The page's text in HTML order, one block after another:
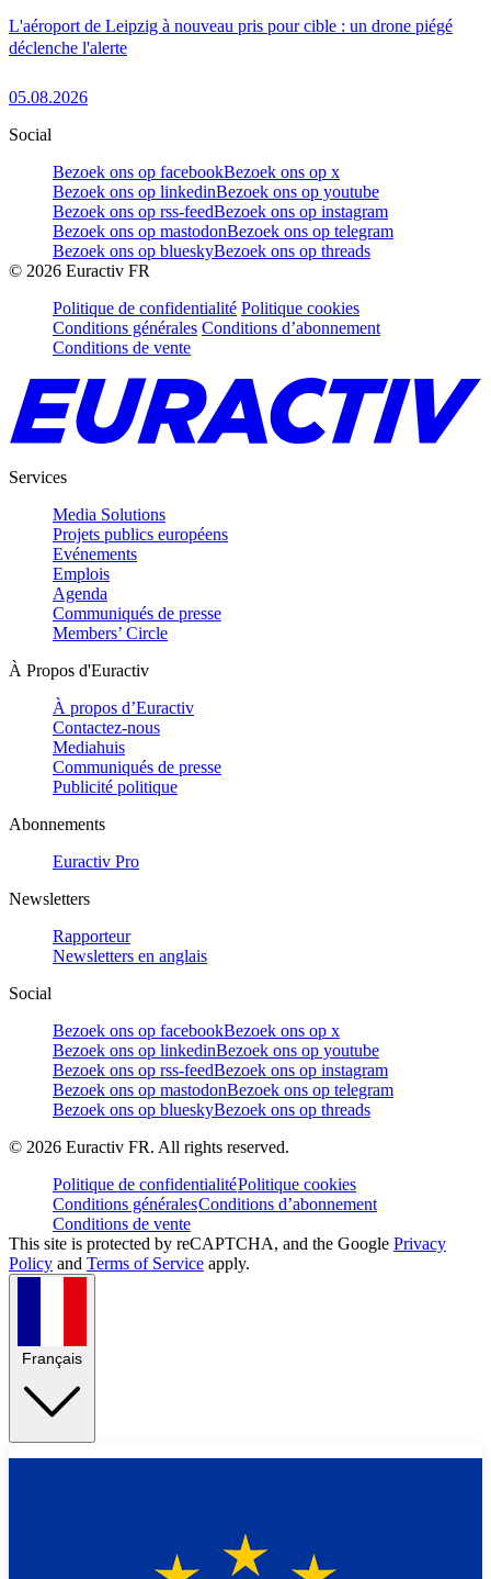
L'aéroport de Leipzig à nouveau pris pour cible : un drone piégé
déclenche l'alerte
05.08.2026
Social
Bezoek ons op facebookBezoek ons op x
Bezoek ons op linkedinBezoek ons op youtube
Bezoek ons op rss-feedBezoek ons op instagram
Bezoek ons op mastodonBezoek ons op telegram
Bezoek ons op blueskyBezoek ons op threads
© 2026 Euractiv FR
Politique de confidentialité Politique cookies
Conditions générales Conditions d’abonnement
Conditions de vente
Services
Media Solutions
Projets publics européens
Evénements
Emplois
Agenda
Communiqués de presse
Members’ Circle
À Propos d'Euractiv
À propos d’Euractiv
Contactez-nous
Mediahuis
Communiqués de presse
Publicité politique
Abonnements
Euractiv Pro
Newsletters
Rapporteur
Newsletters en anglais
Social
Bezoek ons op facebookBezoek ons op x
Bezoek ons op linkedinBezoek ons op youtube
Bezoek ons op rss-feedBezoek ons op instagram
Bezoek ons op mastodonBezoek ons op telegram
Bezoek ons op blueskyBezoek ons op threads
© 2026 Euractiv FR. All rights reserved.
Politique de confidentialitéPolitique cookies
Conditions généralesConditions d’abonnement
Conditions de vente
This site is protected by reCAPTCHA, and the Google Privacy
Policy and Terms of Service apply.
Français